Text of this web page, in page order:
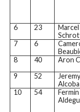
6
23
Marcel
7
6
8
40 Aron
9
52
Jeremy
Alcoba
10
54
Fermin